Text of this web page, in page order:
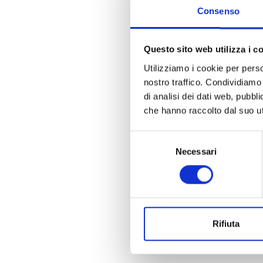
Consenso
Questo sito web utilizza i
Utilizziamo i cookie per
nostro traffico.
di analisi dei dati web,
che hanno raccolto dal suo
Necessari
Rifiuta
Una foto
di fiori e la
addottoratasi
lo sviluppo
studenti che
particolare
industriale e
L’accordo è
professori